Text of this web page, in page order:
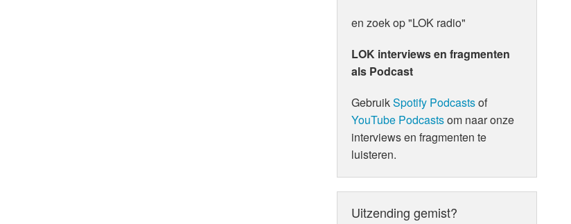
en zoek op "LOK radio"
LOK interviews en fragmenten
als Podcast
GebruikSpotify Podcastsof
YouTube Podcastsom naar onze
interviews en fragmenten te
luisteren.
Uitzending gemist?